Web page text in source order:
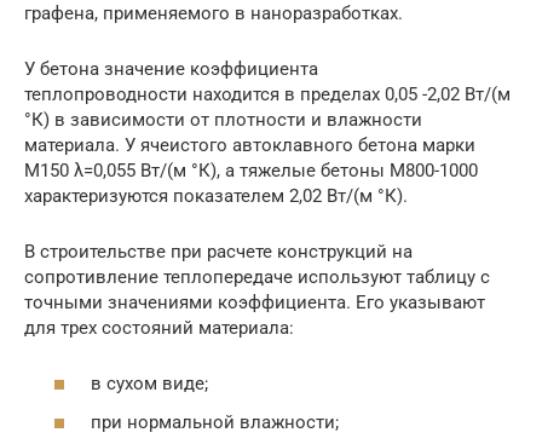
графена, применяемого в наноразработках.
У бетона значение коэффициента
теплопроводности находится в пределах 0,05 -2,02 Вт/(м
°К) в зависимости от плотности и влажности
материала. У ячеистого автоклавного бетона марки
М150 λ=0,055 Вт/(м °К), а тяжелые бетоны М800-1000
характеризуются показателем 2,02 Вт/(м °К).
В строительстве при расчете конструкций на
сопротивление теплопередаче используют таблицу с
точными значениями коэффициента. Его указывают
для трех состояний материала:
в сухом виде;
при нормальной влажности;